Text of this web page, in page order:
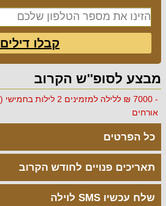
קבלו דילים
מבצע לסופ''ש הקרוב
אורחים
כל הפרטים
תאריכים פנויים לחודש הקרוב
שלח עכשיו SMS לוילה